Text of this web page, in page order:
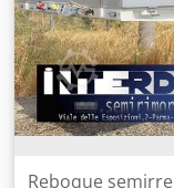
Reboque